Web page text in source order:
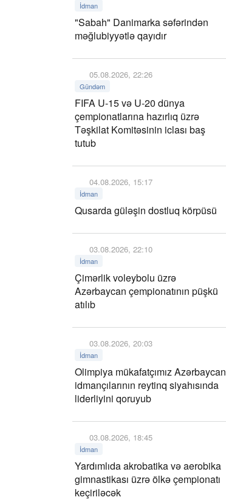
İdman
"Sabah" Danimarka səfərindən
məğlubiyyətlə qayıdır
05.08.2026, 22:26
Gündəm
FIFA U-15 və U-20 dünya
çempionatlarına hazırlıq üzrə
Təşkilat Komitəsinin iclası baş
tutub
04.08.2026, 15:17
İdman
Qusarda güləşin dostluq körpüsü
03.08.2026, 22:10
İdman
Çimərlik voleybolu üzrə
Azərbaycan çempionatının püşkü
atılıb
03.08.2026, 20:03
İdman
Olimpiya mükafatçımız Azərbaycan
idmançılarının reytinq siyahısında
liderliyini qoruyub
03.08.2026, 18:45
İdman
Yardımlıda akrobatika və aerobika
gimnastikası üzrə ölkə çempionatı
keçiriləcək